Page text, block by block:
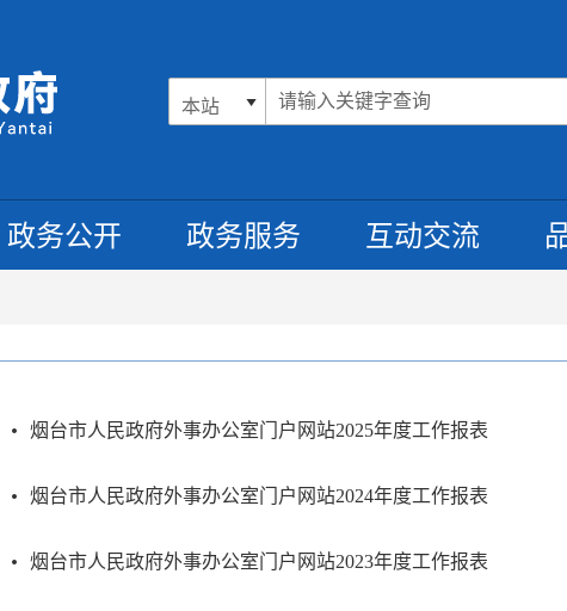
政务公开 政务服务 互动交流
烟台市人民政府外事办公室门户网站2025年度工作报表
烟台市人民政府外事办公室门户网站2024年度工作报表
烟台市人民政府外事办公室门户网站2023年度工作报表